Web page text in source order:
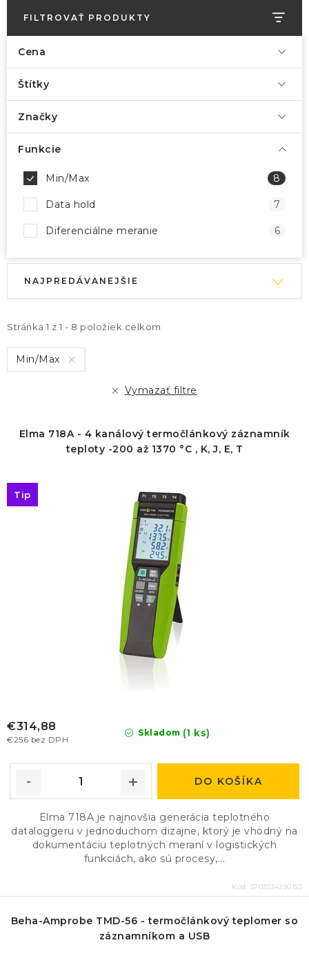
FILTROVAŤ PRODUKTY
Cena
Štítky
Značky
Funkcie
Min/Max 8
Data hold 7
Diferenciálne meranie 6
i
s
p
t
o
Stránka 1 z 1 - 8 položiek celkom
e
n
i
u
k
NAJPREDÁVANEJŠIE
Min/Max
Vymazať filtre
Elma 718A - 4 kanálový termočlánkový záznamník
teploty -200 až 1370 °C , K, J, E, T
Tip
Skladom (1 ks)
€256 bez DPH
€314,88
DO KOŠÍKA
Elma 718A je najnovšia generácia teplotného
dataloggeru v jednoduchom dizajne, ktorý je vhodný na
dokumentáciu teplotných meraní v logistických
funkciách, ako sú procesy,...
Kód: 5703534390153
Beha-Amprobe TMD-56 - termočlánkový teplomer so
záznamníkom a USB